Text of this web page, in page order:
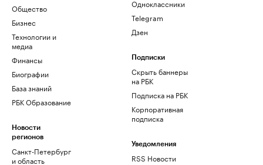
Общество
Бизнес
Технологии и
медиа
Финансы
Биографии
База знаний
РБК Образование
Новости
регионов
Санкт-Петербург
и область
Одноклассники
Telegram
Дзен
Подписки
Скрыть баннеры
на РБК
Подписка на РБК
Корпоративная
подписка
Уведомления
RSS Новости